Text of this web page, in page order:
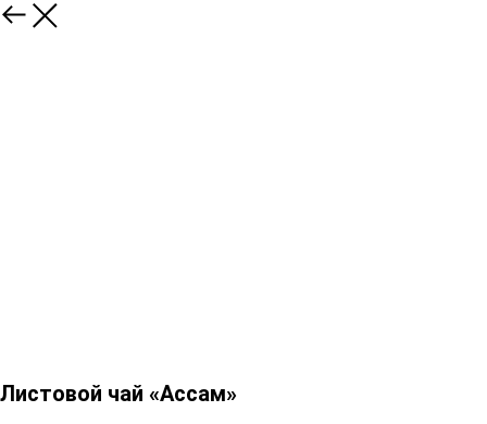
Листовой чай «Ассам»